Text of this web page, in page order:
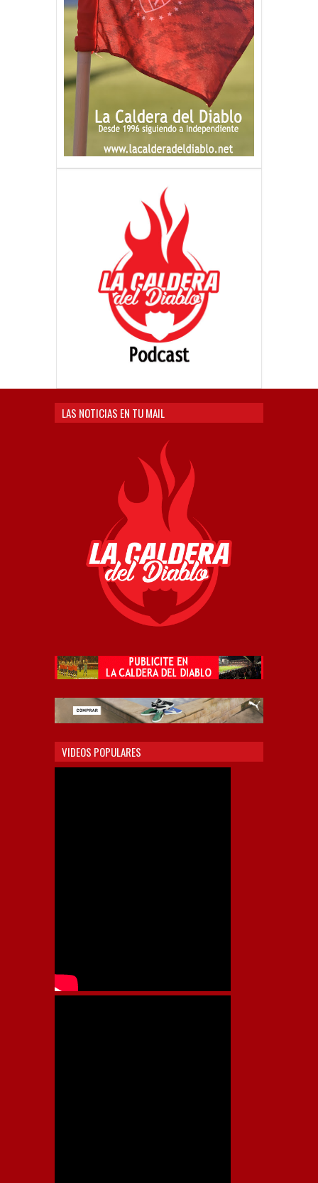
LAS NOTICIAS EN TU MAIL
VIDEOS POPULARES